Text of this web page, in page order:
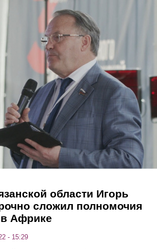
области Игорь
сложил полномочия
Африке
- 15:29